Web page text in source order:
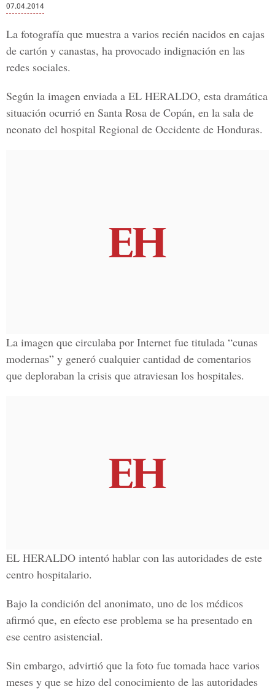
07.04.2014
La fotografía que muestra a varios recién nacidos en cajas
de cartón y canastas, ha provocado indignación en las
redes sociales.
Según la imagen enviada a EL HERALDO, esta dramática
situación ocurrió en Santa Rosa de Copán, en la sala de
neonato del hospital Regional de Occidente de Honduras.
La imagen que circulaba por Internet fue titulada “cunas
modernas” y generó cualquier cantidad de comentarios
que deploraban la crisis que atraviesan los hospitales.
EL HERALDO intentó hablar con las autoridades de este
centro hospitalario.
Bajo la condición del anonimato, uno de los médicos
afirmó que, en efecto ese problema se ha presentado en
ese centro asistencial.
Sin embargo, advirtió que la foto fue tomada hace varios
meses y que se hizo del conocimiento de las autoridades